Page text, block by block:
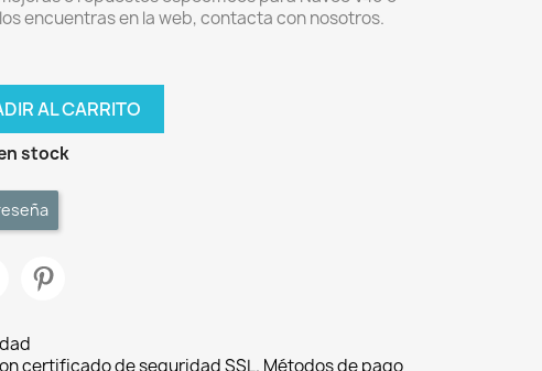
encuentras en la web, contacta con nosotros.
AL CARRITO
stock
certificado de seguridad SSL. Métodos de pago